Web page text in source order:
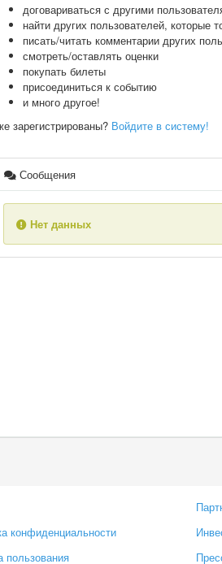
договариваться с другими
найти других пользователей, которые
писать/читать комментарии других
смотреть/оставлять оценки
покупать билеты
присоединиться к событию
и много другое!
зарегистрированы? Войдите в систему!
Сообщения
Нет данных
конфиденциальности
пользования